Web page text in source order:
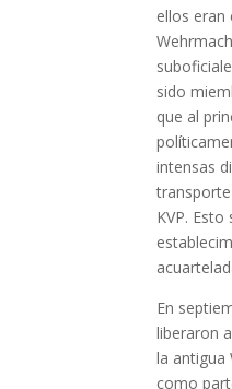
ellos eran
sido
que al
intensas
KVP.
En
liberaron
la antigua
como